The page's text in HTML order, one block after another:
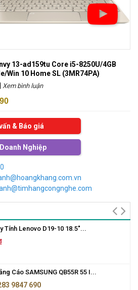
13-ad159tu Core i5-8250U/4GB
Win 10 Home SL (3MR74PA)
Xem bình luận
& Báo giá
Nghiệp
Tính Lenovo D19-10 18.5"...
Cáo SAMSUNG QB55R 55 I...
9847 690